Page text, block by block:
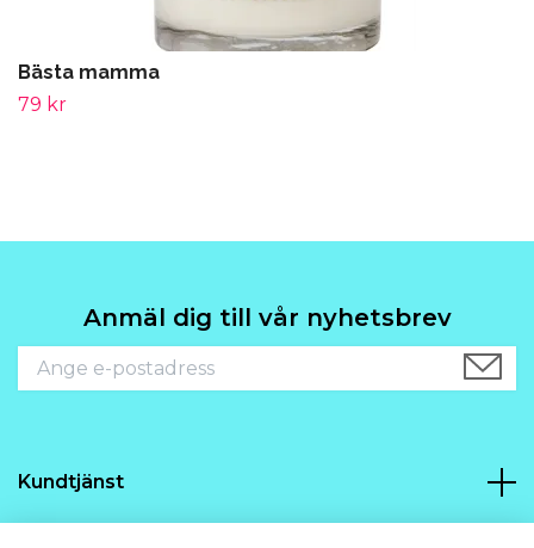
Bästa mamma
79 kr
Anmäl dig till vår nyhetsbrev
Kundtjänst